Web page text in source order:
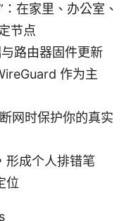
在家里、办公室、
节点
路由器固件更新
作为主
网时保护你的真实
形成个人排错笔
位